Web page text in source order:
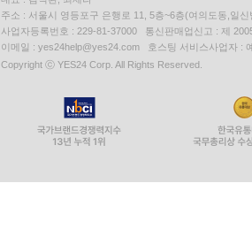
주소 : 서울시 영등포구 은행로 11, 5층~6층(여의도동,일신
사업자등록번호 : 229-81-37000 통신판매업신고 : 제
이메일 : yes24help@yes24.com 호스팅 서비스사업자 :
Copyright ⓒ YES24 Corp. All Rights Reserved.